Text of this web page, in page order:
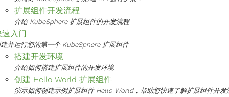
扩展组件开发流程
介绍 KubeSphere 扩展组件的开发流程
速入门
并运行您的第一个 KubeSphere 扩展组件
搭建开发环境
介绍如何搭建扩展组件的开发环境
创建 Hello World 扩展组件
演示如何创建示例扩展组件 Hello World，帮助您快速了解扩展组件开发